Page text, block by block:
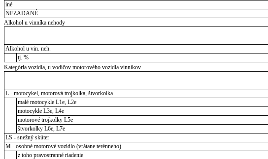
iné
NEZADANÉ
Alkohol u vinníka nehody
Alkohol u vin. neh.
tj. %
Kategória vozidla, u vodičov motorového vozidla vinníkov
L - motocykel, motorová trojkolka, štvorkolka
malé motocykle L1e, L2e
motocykle L3e, L4e
motorové trojkolky L5e
štvorkolky L6e, L7e
LS - snežný skúter
M - osobné motorové vozidlo (vrátane terénneho)
z toho pravostranné riadenie